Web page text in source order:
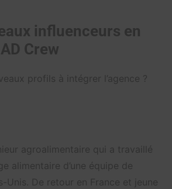
influenceurs en
Crew
profils à intégrer l’agence ?
agroalimentaire qui a travaillé
alimentaire d’une équipe de
Unis. De retour en France et jeune